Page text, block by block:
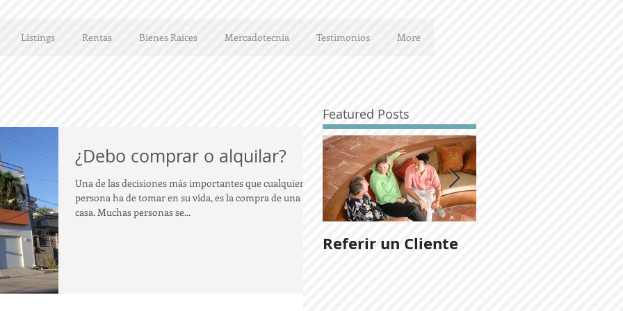
Listings Rentas Bienes Raices Mercadotecnia Testimonios More
Featured Posts
¿Debo comprar o alquilar?
Una de las decisiones más importantes que cualquier
persona ha de tomar en su vida, es la compra de una
casa. Muchas personas se...
Referir un Cliente